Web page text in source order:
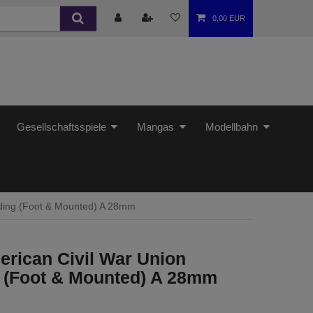
0,00 EUR
Gesellschaftsspiele Mangas Modellbahn
(Foot & Mounted) A 28mm
Civil War Union
& Mounted) A 28mm